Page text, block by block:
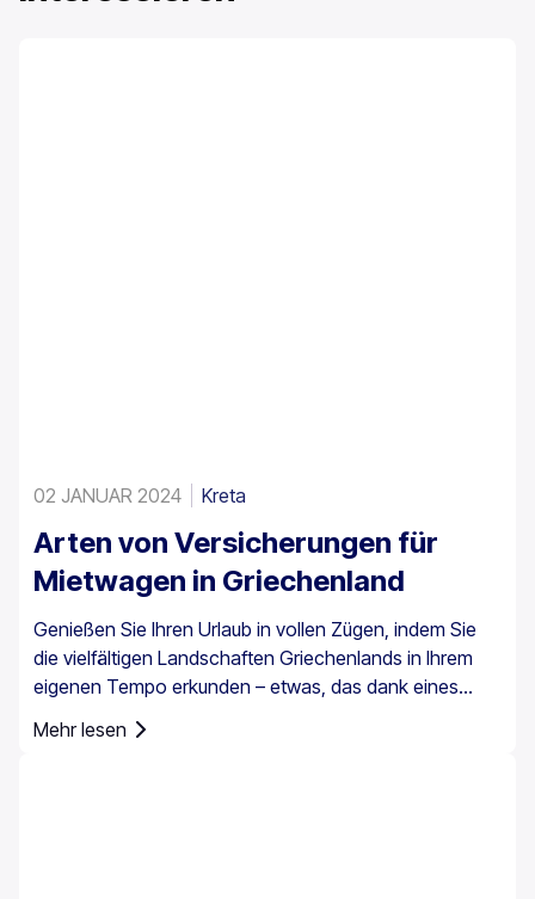
02 JANUAR 2024 Kreta
Arten von Versicherungen für
Mietwagen in Griechenland
Genießen Sie Ihren Urlaub in vollen Zügen, indem Sie
die vielfältigen Landschaften Griechenlands in Ihrem
eigenen Tempo erkunden – etwas, das dank eines
wichtig zu wissen, dass eine Autoversicherung in
Mehr lesen